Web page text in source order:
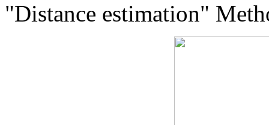
"Distance estimation"